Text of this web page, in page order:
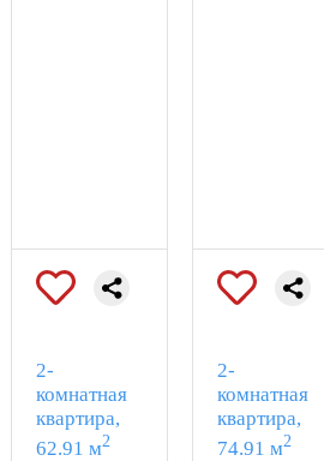
2-
комнатная
квартира,
62.91 м2
2-
комнатная
квартира,
74.91 м2